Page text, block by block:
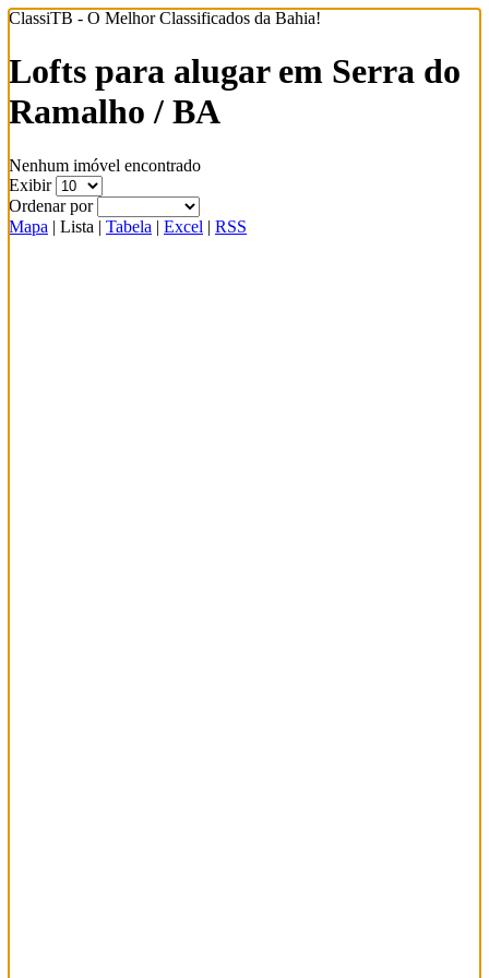
ClassiTB - O Melhor Classificados da Bahia!
Lofts para alugar em Serra do
Ramalho / BA
Nenhum imóvel encontrado
Exibir
Ordenar por
Mapa | Lista | Tabela | Excel | RSS